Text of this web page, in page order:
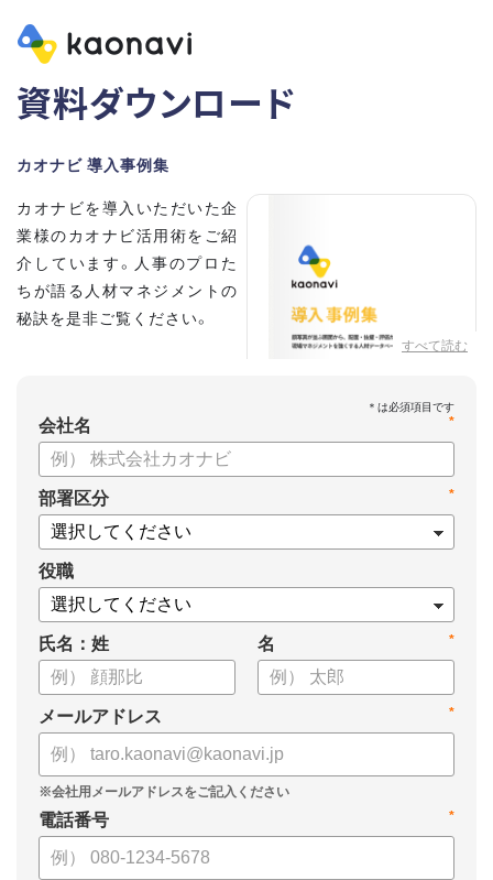
資料ダウンロード
カオナビ 導入事例集
すべて読む
カオナビを導入いただいた企
業様のカオナビ活用術をご紹
介しています。人事のプロた
ちが語る人材マネジメントの
秘訣を是非ご覧ください。
*
会社名
*
部署区分
役職
氏名：姓 *
名
*
メールアドレス
*
電話番号